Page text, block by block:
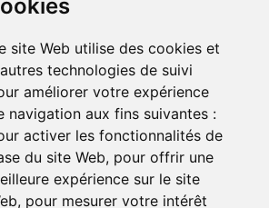
site Web utilise des cookies et
technologies de suivi
améliorer votre expérience
navigation aux fins suivantes :
activer les fonctionnalités de
du site Web, pour offrir une
expérience sur le site
, pour mesurer votre intérêt
est uniquement utilisée pour
d'information ainsi que des
nos activités. Vous pouvez à tout
de désabonnement intégré dans chacun